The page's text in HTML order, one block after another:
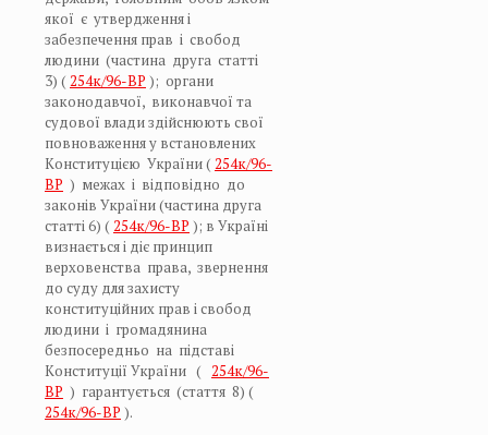
якої є утвердження і
забезпечення прав і свобод
людини (частина друга статті
3) ( 254к/96-ВР ); органи
законодавчої, виконавчої та
судової влади здійснюють свої
повноваження у встановлених
Конституцією України ( 254к/96-
ВР ) межах і відповідно до
законів України (частина друга
статті 6) ( 254к/96-ВР ); в Україні
визнається і діє принцип
верховенства права, звернення
до суду для захисту
конституційних прав і свобод
людини і громадянина
безпосередньо на підставі
Конституції України ( 254к/96-
ВР ) гарантується (стаття 8) (
254к/96-ВР ).